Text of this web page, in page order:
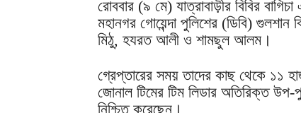
রোববার (৯ মে) যাত্রাবাড়ীর বিবির
মহানগর গোয়েন্দা পুলিশের (ডিবি)
মিঠু, হযরত আলী ও শামছুল আলম।
গ্রেপ্তারের সময় তাদের কাছ থেকে ১১
জোনাল টিমের টিম লিডার অতিরিক্ত
নিশ্চিত করেছেন।